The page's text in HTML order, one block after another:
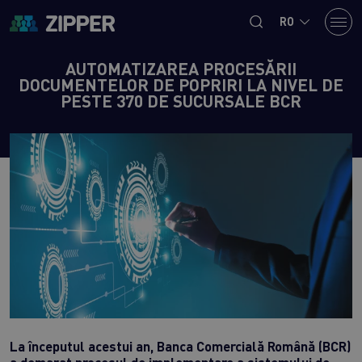
RO
AUTOMATIZAREA PROCESĂRII
DOCUMENTELOR DE POPRIRI LA NIVEL DE
PESTE 370 DE SUCURSALE BCR
La începutul acestui an, Banca Comercială Română (BCR)